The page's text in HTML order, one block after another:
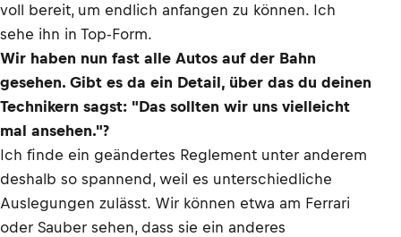
voll bereit, um endlich anfangen zu können. Ich
sehe ihn in Top-Form.
Wir haben nun fast alle Autos auf der Bahn
gesehen. Gibt es da ein Detail, über das du deinen
Technikern sagst: "Das sollten wir uns vielleicht
mal ansehen."?
Ich finde ein geändertes Reglement unter anderem
deshalb so spannend, weil es unterschiedliche
Auslegungen zulässt. Wir können etwa am Ferrari
oder Sauber sehen, dass sie ein anderes